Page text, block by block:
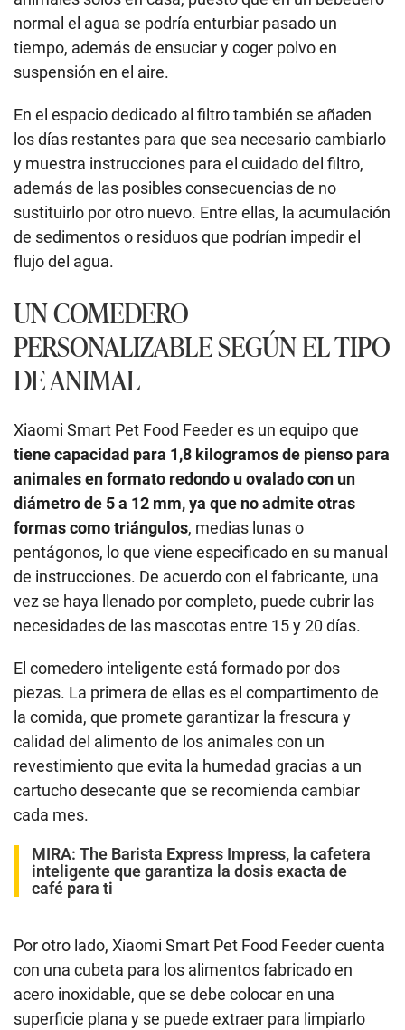
normal el agua se podría enturbiar pasado un
tiempo, además de ensuciar y coger polvo en
suspensión en el aire.
En el espacio dedicado al filtro también se añaden
los días restantes para que sea necesario cambiarlo
y muestra instrucciones para el cuidado del filtro,
además de las posibles consecuencias de no
sustituirlo por otro nuevo. Entre ellas, la acumulación
de sedimentos o residuos que podrían impedir el
flujo del agua.
UN COMEDERO
PERSONALIZABLE SEGÚN EL TIPO
DE ANIMAL
Xiaomi Smart Pet Food Feeder es un equipo que
tiene capacidad para 1,8 kilogramos de pienso para
animales en formato redondo u ovalado con un
diámetro de 5 a 12 mm, ya que no admite otras
formas como triángulos, medias lunas o
pentágonos, lo que viene especificado en su manual
de instrucciones. De acuerdo con el fabricante, una
vez se haya llenado por completo, puede cubrir las
necesidades de las mascotas entre 15 y 20 días.
El comedero inteligente está formado por dos
piezas. La primera de ellas es el compartimento de
la comida, que promete garantizar la frescura y
calidad del alimento de los animales con un
revestimiento que evita la humedad gracias a un
cartucho desecante que se recomienda cambiar
cada mes.
MIRA: The Barista Express Impress, la cafetera
inteligente que garantiza la dosis exacta de
café para ti
Por otro lado, Xiaomi Smart Pet Food Feeder cuenta
con una cubeta para los alimentos fabricado en
acero inoxidable, que se debe colocar en una
superficie plana y se puede extraer para limpiarlo